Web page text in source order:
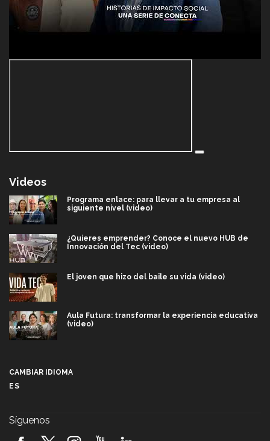
Videos
Programa enlace: para llevar a tu empresa al
siguiente nivel (video)
¿Quieres emprender? Conoce el nuevo HUB de
Innovación del Tec (video)
El joven que hizo del baile su vida (video)
Aula Futura: transformar la experiencia educativa
(video)
CAMBIAR IDIOMA
ES
Síguenos